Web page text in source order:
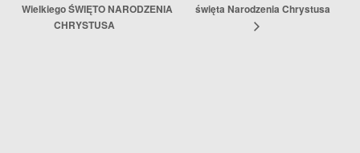
Wielkiego ŚWIĘTO NARODZENIA
CHRYSTUSA
święta Narodzenia Chrystusa